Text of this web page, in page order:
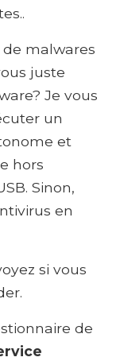
malwares
juste
Je vous
un
et
hors
Sinon,
en
si vous
de